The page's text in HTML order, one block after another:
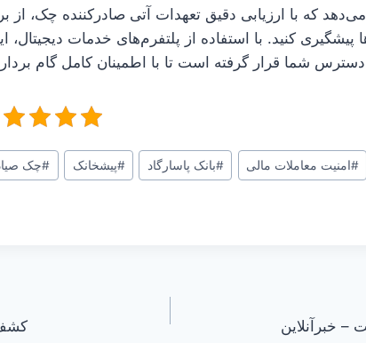
که با ارزیابی دقیق تعهدات آتی صادرکننده چک، از
کنید. با استفاده از پلتفرم‌های خدمات دیجیتال،
شما قرار گرفته است تا با اطمینان کامل گام
#امنیت معاملات مالی #بانک پاسارگاد #پیشخانک #چک
خبرآنلاین کشف